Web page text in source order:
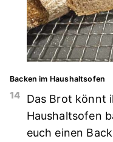
Backen im Haushaltsofen
14
Das Brot könnt
Haushaltsofen
euch einen